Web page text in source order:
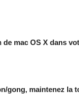
mac OS X dans
gong, maintenez la